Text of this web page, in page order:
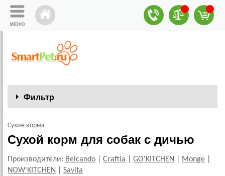
Фильтр
Сухие корма
Сухой корм для собак с дичью
Производители: Belcando Craftia GO'KITCHEN Monge
NOW'KITCHEN
Savita